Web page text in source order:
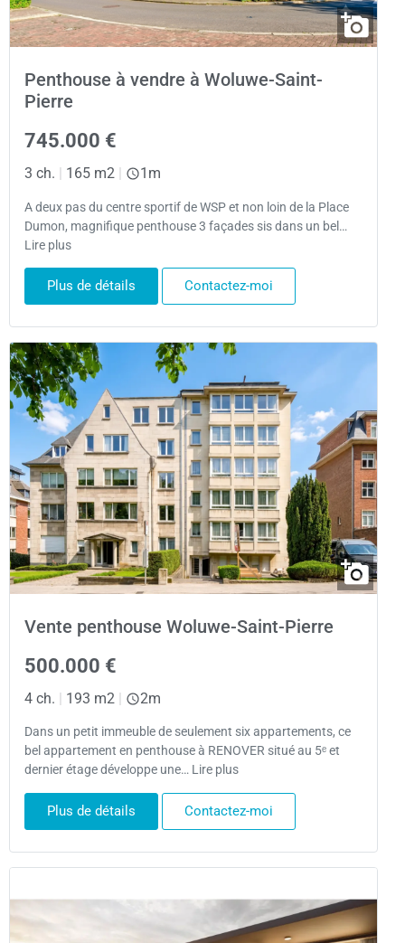
Penthouse à vendre à Woluwe-Saint-
Pierre
745.000 €
3 ch. 165 m2 1m
A deux pas du centre sportif de WSP et non loin de la Place
Dumon, magnifique penthouse 3 façades sis dans un bel…
Lire plus
Plus de détails Contactez-moi
Vente penthouse Woluwe-Saint-Pierre
500.000 €
4 ch. | 193 m2 | 2m
Dans un petit immeuble de seulement six appartements, ce
bel appartement en penthouse à RENOVER situé au 5ᵉ et
dernier étage développe une… Lire plus
Plus de détails Contactez-moi